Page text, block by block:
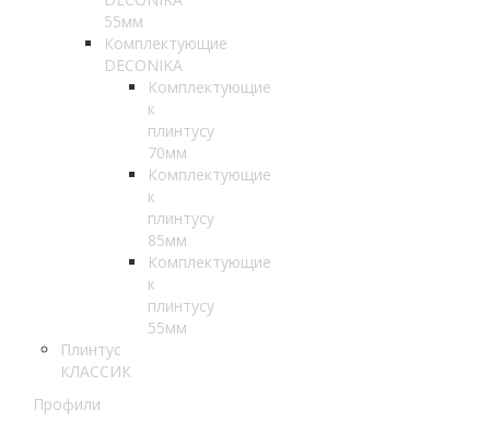
55мм
Комплектующие
DECONIKA
Комплектующие
к
плинтусу
70мм
Комплектующие
к
плинтусу
85мм
Комплектующие
к
плинтусу
55мм
Плинтус
КЛАССИК
Профили